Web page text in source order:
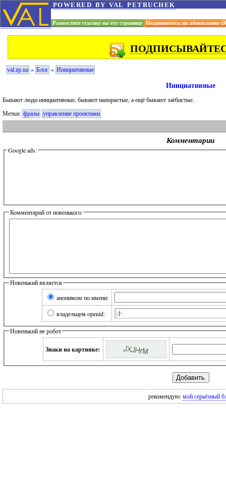
powered by val petruchek
Разместите ссылку на эту страницу Подпишитесь на обновления
val.zp.ua » Блог » Инициативные
Инициативные
Бывают люди инициативные, бывают напористые, а ещё бывают заёбистые.
Метки: фразы управление проектами
Комментарии
Google ads:
Комментарий от новенького:
Новенький является
анонимом по имени:
владельцем openid:
Новенький не робот
Знаки на картинке:
рекомендую: мой серьёзный